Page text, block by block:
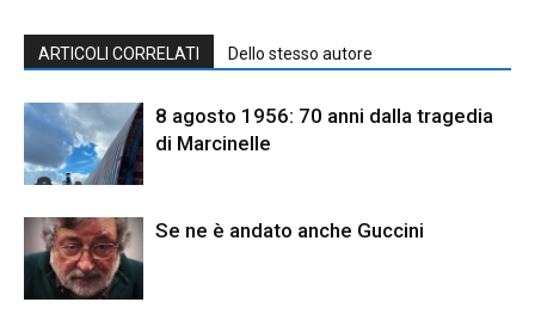
ARTICOLI CORRELATI Dello stesso autore
8 agosto 1956: 70 anni dalla tragedia
di Marcinelle
Se ne è andato anche Guccini